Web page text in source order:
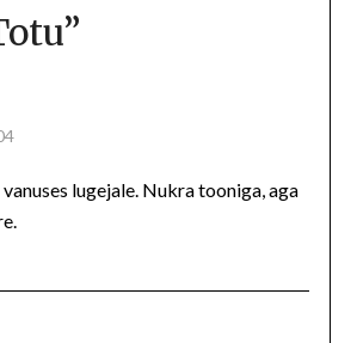
”
vanuses lugejale. Nukra tooniga, aga